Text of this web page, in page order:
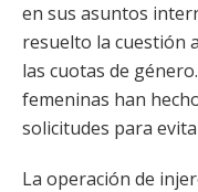
en sus asuntos
resuelto la cuestión
las cuotas de
femeninas han
solicitudes para
La operación de